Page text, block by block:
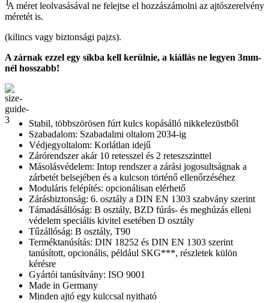
A méret leolvasásával ne felejtse el hozzászámolni az ajtószerelvény
méretét is.
(kilincs vagy biztonsági pajzs).
A zárnak ezzel egy síkba kell kerülnie, a kiállás ne legyen 3mm-
nél hosszabb!
Stabil, többszörösen fúrt kulcs kopásálló nikkelezüstből
Szabadalom: Szabadalmi oltalom 2034-ig
Védjegyoltalom: Korlátlan idejű
Zárórendszer akár 10 retesszel és 2 reteszszinttel
Másolásvédelem: Intop rendszer a zárási jogosultságnak a
zárbetét belsejében és a kulcson történő ellenőrzéséhez
Moduláris felépítés: opcionálisan elérhető
Zárásbiztonság: 6. osztály a DIN EN 1303 szabvány szerint
Támadásállóság: B osztály, BZD fúrás- és meghúzás elleni
védelem speciális kivitel esetében D osztály
Tűzállóság: B osztály, T90
Terméktanúsítás: DIN 18252 és DIN EN 1303 szerint
tanúsított, opcionális, például SKG***, részletek külön
kérésre
Gyártói tanúsítvány: ISO 9001
Made in Germany
Minden ajtó egy kulccsal nyitható